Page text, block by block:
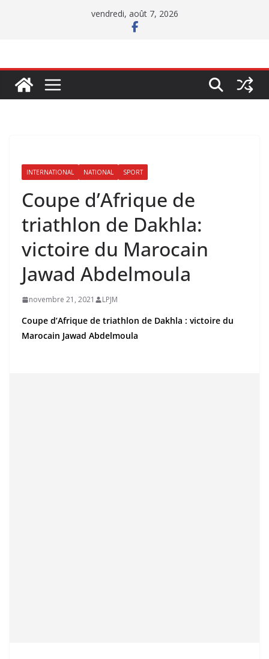
vendredi, août 7, 2026
INTERNATIONAL NATIONAL SPORT
Coupe d’Afrique de
triathlon de Dakhla:
victoire du Marocain
Jawad Abdelmoula
novembre 21, 2021 LPJM
Coupe d’Afrique de triathlon de Dakhla : victoire du
Marocain Jawad Abdelmoula